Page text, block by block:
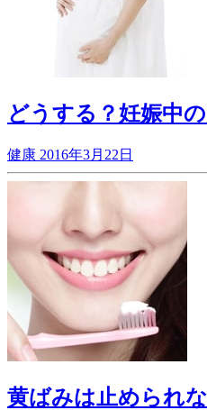
どうする？妊娠中
健康 2016年3月22日
黄ばみは止められ